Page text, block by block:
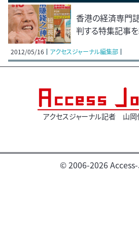
香港の経済専門
判する特集記事
2012/05/16 アクセスジャーナル編集部
アクセスジャーナル記者 山岡
© 2006-2026